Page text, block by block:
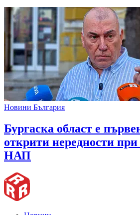
Новини България
Бургаска област е
открити нередности
НАП